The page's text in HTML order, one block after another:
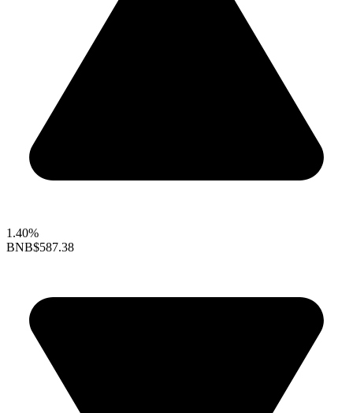
1.40%
BNB$587.38